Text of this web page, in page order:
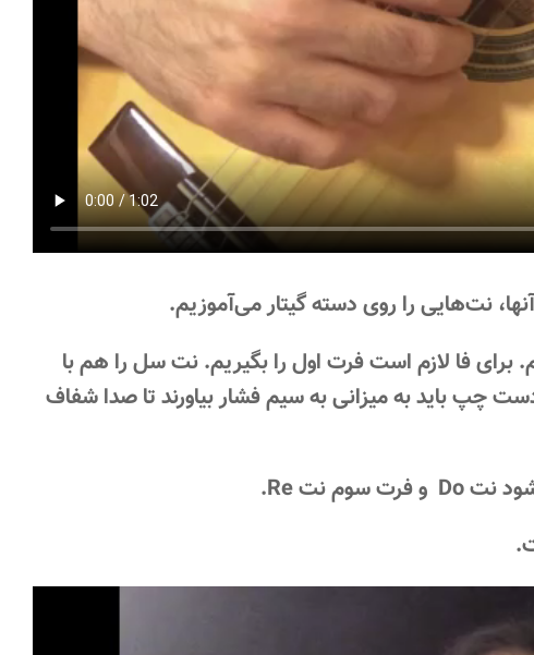
نت‌هایی را روی دسته گیتار می‌آموزیم.
کنیم. برای فا لازم است فرت اول را بگیریم. نت سل را هم با
چپ باید به میزانی به سیم فشار بیاورند تا صدا شفاف